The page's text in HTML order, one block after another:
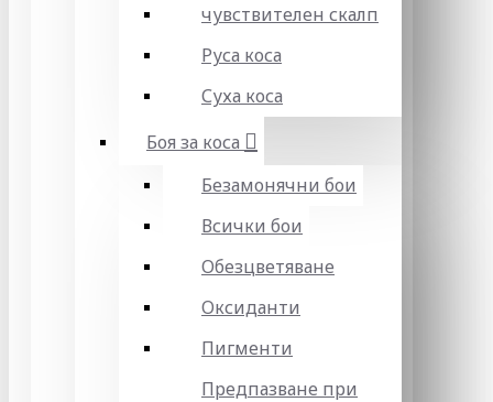
чувствителен скалп
Руса коса
Суха коса
Боя за коса
Безамонячни бои
Всички бои
Обезцветяване
Оксиданти
Пигменти
Предпазване при